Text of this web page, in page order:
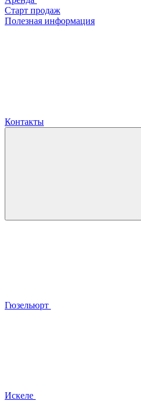
Старт продаж
Полезная информация
Контакты
Гюзельюрт
Искеле